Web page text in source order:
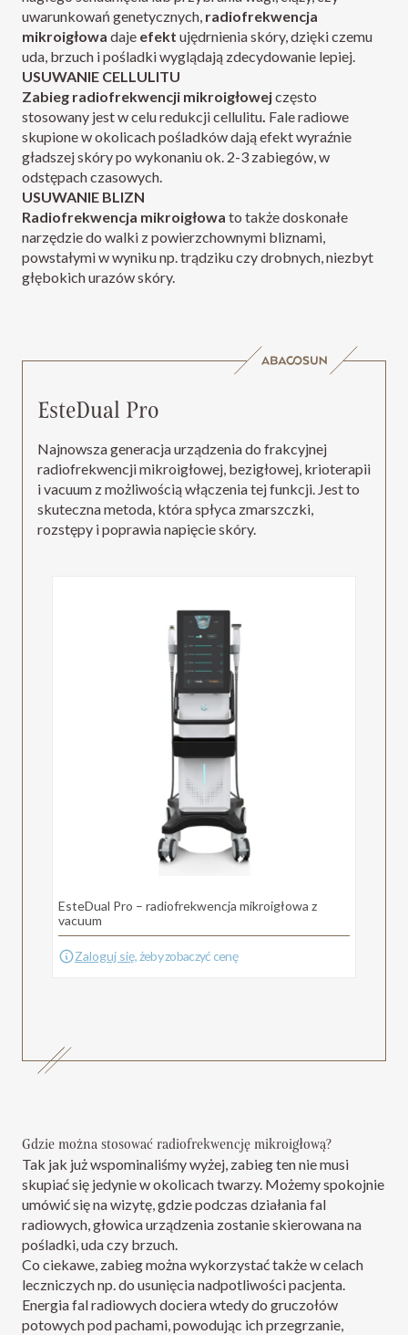
uwarunkowań genetycznych, radiofrekwencja
mikroigłowa daje efekt ujędrnienia skóry, dzięki czemu
uda, brzuch i pośladki wyglądają zdecydowanie lepiej.
USUWANIE CELLULITU
Zabieg radiofrekwencji mikroigłowejczęsto
stosowany jest w celu redukcji cellulitu. Fale radiowe
skupione w okolicach pośladków dają efekt wyraźnie
gładszej skóry po wykonaniu ok. 2-3 zabiegów, w
odstępach czasowych.
USUWANIE BLIZN
Radiofrekwencja mikroigłowa to także doskonałe
narzędzie do walki z powierzchownymi bliznami,
powstałymi w wyniku np. trądziku czy drobnych, niezbyt
głębokich urazów skóry.
EsteDual Pro
Najnowsza generacja urządzenia do frakcyjnej
radiofrekwencji mikroigłowej, bezigłowej, krioterapii
i vacuum z możliwością włączenia tej funkcji. Jest to
skuteczna metoda, która spłyca zmarszczki,
rozstępy i poprawia napięcie skóry.
EsteDual Pro – radiofrekwencja mikroigłowa z
vacuum
Zaloguj się, żeby zobaczyć cenę
Gdzie można stosować radiofrekwencję mikroigłową?
Tak jak już wspominaliśmy wyżej, zabieg ten nie musi
skupiać się jedynie w okolicach twarzy. Możemy spokojnie
umówić się na wizytę, gdzie podczas działania fal
radiowych, głowica urządzenia zostanie skierowana na
pośladki, uda czy brzuch.
Co ciekawe, zabieg można wykorzystać także w celach
leczniczych np. do usunięcia nadpotliwości pacjenta.
Energia fal radiowych dociera wtedy do gruczołów
potowych pod pachami, powodując ich przegrzanie,